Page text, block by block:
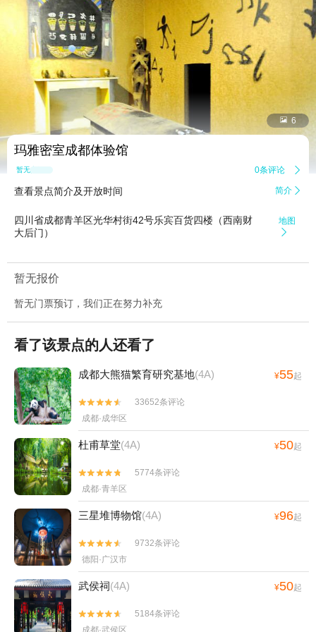
 6
玛雅密室成都体验馆
暂无点评 0条评论 
查看景点简介及开放时间 简介 
四川省成都青羊区光华村街42号乐宾百货四楼（西南财
大后门）
地图

暂无报价
暂无门票预订，我们正在努力补充
看了该景点的人还看了
成都大熊猫繁育研究基地(4A) ¥55起


33652条评论
成都·成华区
杜甫草堂(4A) ¥50起


5774条评论
成都·青羊区
三星堆博物馆(4A) ¥96起


9732条评论
德阳·广汉市
武侯祠(4A) ¥50起


5184条评论